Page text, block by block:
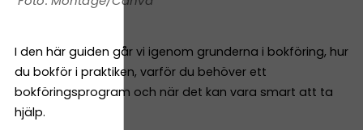
I den här guiden går vi igenom grunderna i bokföring, hur
du bokför i praktiken, varför du behöver ett
bokföringsprogram och när det kan vara smart att ta
hjälp.